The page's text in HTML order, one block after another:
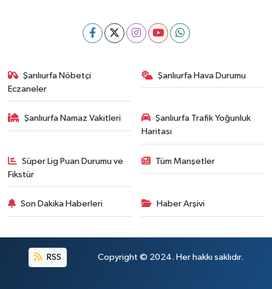
Şanlıurfa Nöbetçi
Eczaneler
Şanlıurfa Hava Durumu
Şanlıurfa Namaz Vakitleri
Şanlıurfa Trafik Yoğunluk
Haritası
Süper Lig Puan Durumu ve
Fikstür
Tüm Manşetler
Son Dakika Haberleri Haber Arşivi
RSS Copyright © 2024. Her hakkı saklıdır.